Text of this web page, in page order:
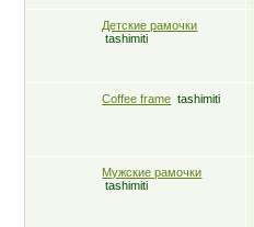
Детские рамочки
tashimiti
Coffee frame tashimiti
Мужские рамочки
tashimiti